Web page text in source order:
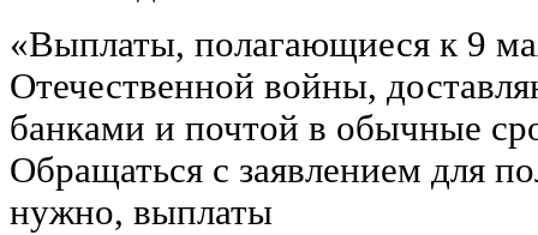
«Выплаты, полагающиеся к 9
Отечественной войны,
банками и почтой в обычные
Обращаться с заявлением для
нужно, выплаты